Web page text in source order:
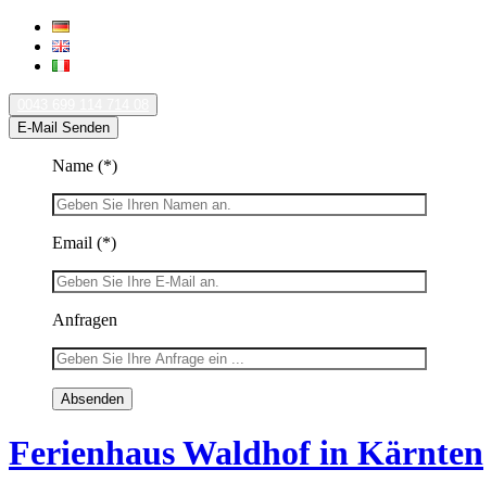
E-Mail Senden
Name (*)
Email (*)
Anfragen
Ferienhaus Waldhof in Kärnten